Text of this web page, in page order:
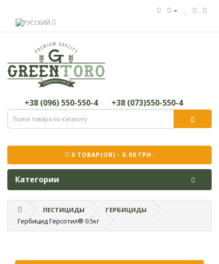
+38 (096) 550-550-4 +38 (073)550-550-4
0 ТОВАР(ОВ) - 0.00 ГРН.
Категории
ПЕСТИЦИДЫ
ГЕРБИЦИДЫ
Гербицид Герсотил® 0.5кг